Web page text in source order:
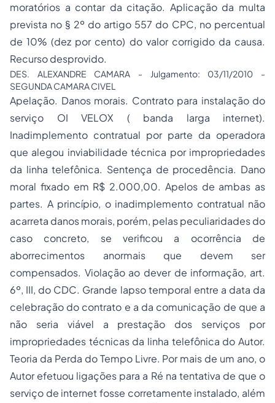
moratórios a contar da citação. Aplicação da multa
prevista no § 2º do artigo 557 do CPC, no percentual
de 10% (dez por cento) do valor corrigido da causa.
Recurso desprovido.
DES. ALEXANDRE CAMARA - Julgamento: 03/11/2010 -
SEGUNDA CAMARA CIVEL
Apelação. Danos morais. Contrato para instalação do
serviço OI VELOX ( banda larga internet).
Inadimplemento contratual por parte da operadora
que alegou inviabilidade técnica por impropriedades
da linha telefônica. Sentença de procedência. Dano
moral fixado em R$ 2.000,00. Apelos de ambas as
partes. A princípio, o inadimplemento contratual não
acarreta danos morais, porém, pelas peculiaridades do
caso concreto, se verificou a ocorrência de
aborrecimentos anormais que devem ser
compensados. Violação ao dever de informação, art.
6º, III, do CDC. Grande lapso temporal entre a data da
celebração do contrato e a da comunicação de que a
não seria viável a prestação dos serviços por
impropriedades técnicas da linha telefônica do Autor.
Teoria da Perda do Tempo Livre. Por mais de um ano, o
Autor efetuou ligações para a Ré na tentativa de que o
serviço de internet fosse corretamente instalado, além